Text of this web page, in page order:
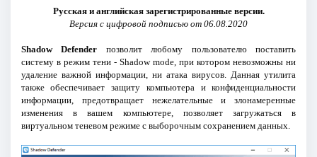
Русская и английская зарегистрированные версии.
Версия с цифровой подписью от 06.08.2020
Shadow Defender позволит любому пользователю поставить
систему в режим тени - Shadow mode, при котором невозможны ни
удаление важной информации, ни атака вирусов. Данная утилита
также обеспечивает защиту компьютера и конфиденциальности
информации, предотвращает нежелательные и злонамеренные
изменения в вашем компьютере, позволяет загружаться в
виртуальном теневом режиме с выборочным сохранением данных.